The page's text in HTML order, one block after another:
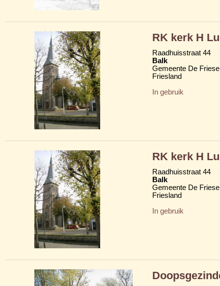
RK kerk H
Raadhuisstraat 44
Balk
Gemeente De
Friesland
In gebruik
RK kerk H
Raadhuisstraat 44
Balk
Gemeente De
Friesland
In gebruik